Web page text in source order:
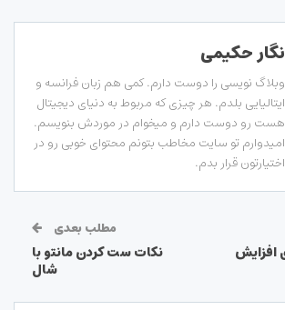
نگار حکیمی
وبلاگ نویسی را دوست دارم. کمی هم زبان فرانسه و
ایتالیایی بلدم. هر چیزی که مربوط به دنیای دیجیتال
هست رو دوست دارم و میخوام در موردش بنویسم.
امیدوارم تو سایت مخاطب بتونم محتوای خوبی رو در
اختیارتون قرار بدم.
افزایش
مطلب بعدی
نکات ست کردن مانتو با
شال